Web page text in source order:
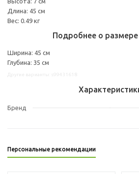
Длина: 45 см
Вес: 0.49 кг
Подробнее о размере
Ширина: 45 см
Глубина: 35 см
Бренд
Персональные рекомендации